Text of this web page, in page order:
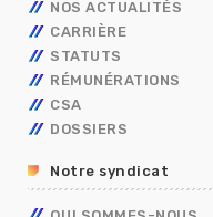
NOS ACTUALITÉS
CARRIÈRE
AVANCEMENT
TECHNIQUES
OUVRIER DE
MOBILITÉ
CAP
CONCOURS/
STATUTS
FONCTIONNAIRES
OUVRIER DE L’ETAT
CONTRACTUELS
ASSISTANT DE
RÉMUNÉRATIONS
CALENDRIER DE
GRILLES
PRIMES
CSA
GENDARMERIE
DOSSIERS
ELECTIONS PRO
Notre syndicat